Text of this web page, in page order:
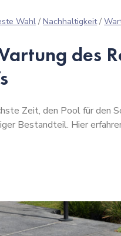
Wahl /Nachhaltigkeit/
des
Zeit, den Pool für den
Bestandteil. Hier